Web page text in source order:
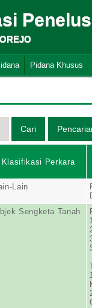
Pidana Khusus
Klasifikasi Perkara
Lain
Sengketa Tanah